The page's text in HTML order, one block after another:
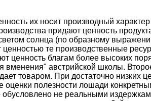
их носит производный характер
придают ценность
солнца (по образному
ценностью те производственные
ценность благам более высоких
вменения" австрийской школы.
товаром. При достаточно низких
полезности лошади
обусловлено не реальными